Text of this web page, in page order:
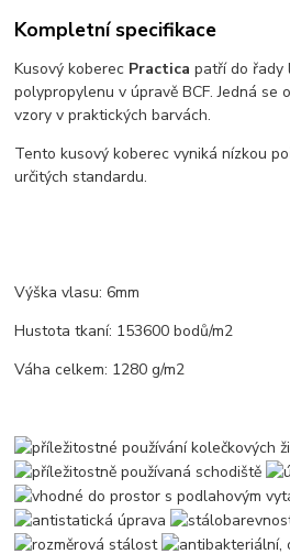
Kompletní specifikace
Kusový koberec Practica patří do řady
polypropylenu v úpravě BCF. Jedná se
vzory v praktických barvách.
Tento kusový koberec vyniká nízkou
určitých standardu.
Výška vlasu: 6mm
Hustota tkaní: 153600 bodů/m2
Váha celkem: 1280 g/m2